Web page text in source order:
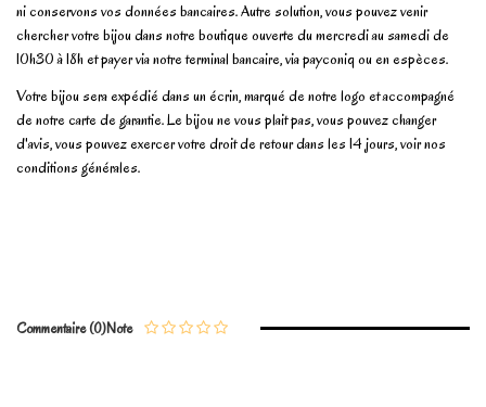
ni conservons vos données bancaires. Autre solution, vous pouvez venir
chercher votre bijou dans notre boutique ouverte du mercredi au samedi de
10h30 à 18h et payer via notre terminal bancaire, via payconiq ou en espèces.
Votre bijou sera expédié dans un écrin, marqué de notre logo et accompagné
de notre carte de garantie. Le bijou ne vous plait pas, vous pouvez changer
d'avis, vous pouvez exercer votre droit de retour dans les 14 jours, voir nos
conditions générales.
Marque
Note
Commentaire (0)